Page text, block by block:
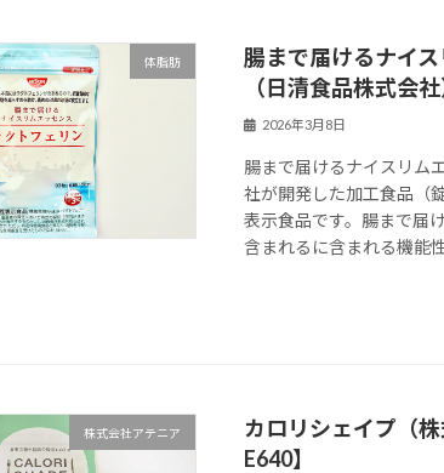
体脂肪
腸まで届けるナイ
（日清食品株式会
2026年3月8日
腸まで届けるナイスリム
社が開発した加工食品（
表示食品です。腸まで届
含まれるに含まれる機能
株式会社アテニア
カロリシェイプ（
E640】